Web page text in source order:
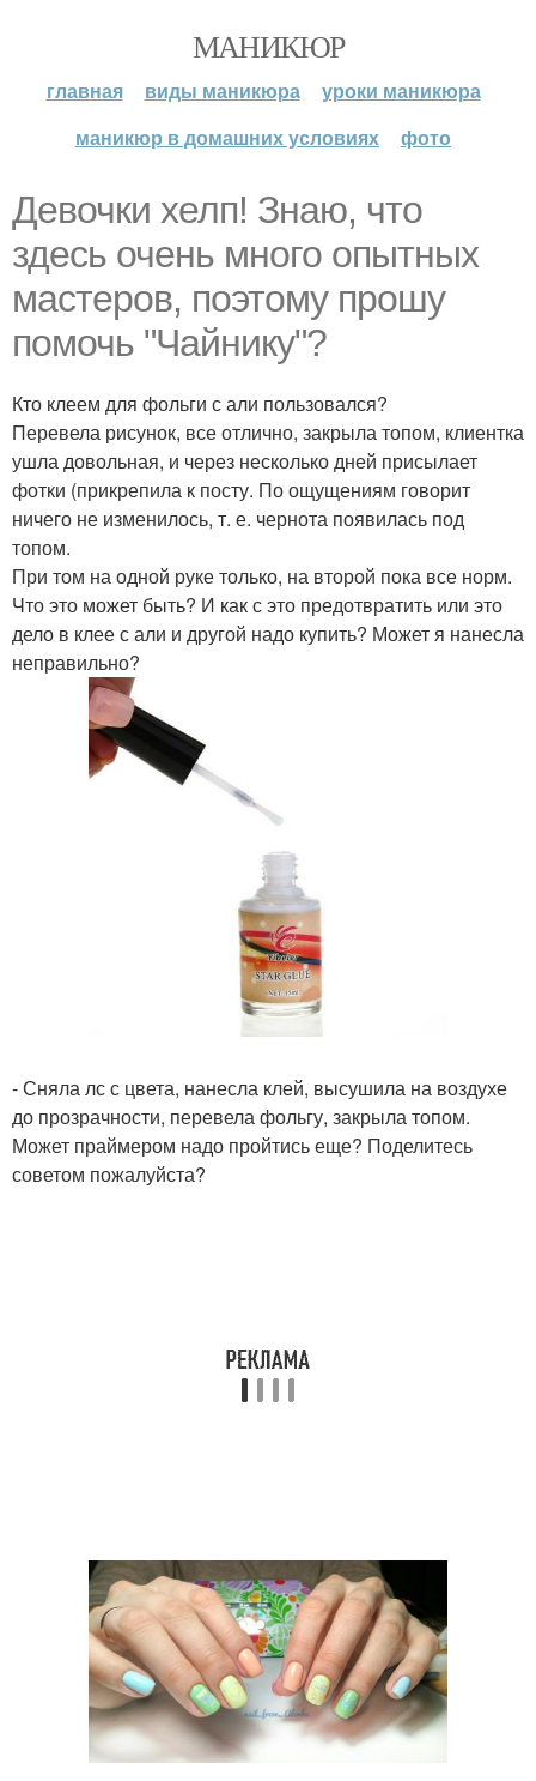
МАНИКЮР
главная виды маникюра
уроки маникюра
маникюр в домашних условиях
фото
Девочки хелп! Знаю, что
здесь очень много опытных
мастеров, поэтому прошу
помочь "Чайнику"?
Кто клеем для фольги с али пользовался?
Перевела рисунок, все отлично, закрыла топом, клиентка
ушла довольная, и через несколько дней присылает
фотки (прикрепила к посту. По ощущениям говорит
ничего не изменилось, т. е. чернота появилась под
топом.
При том на одной руке только, на второй пока все норм.
Что это может быть? И как с это предотвратить или это
дело в клее с али и другой надо купить? Может я нанесла
неправильно?
- Сняла лс с цвета, нанесла клей, высушила на воздухе
до прозрачности, перевела фольгу, закрыла топом.
Может праймером надо пройтись еще? Поделитесь
советом пожалуйста?